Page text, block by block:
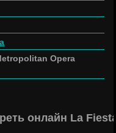
Opera
онлайн La